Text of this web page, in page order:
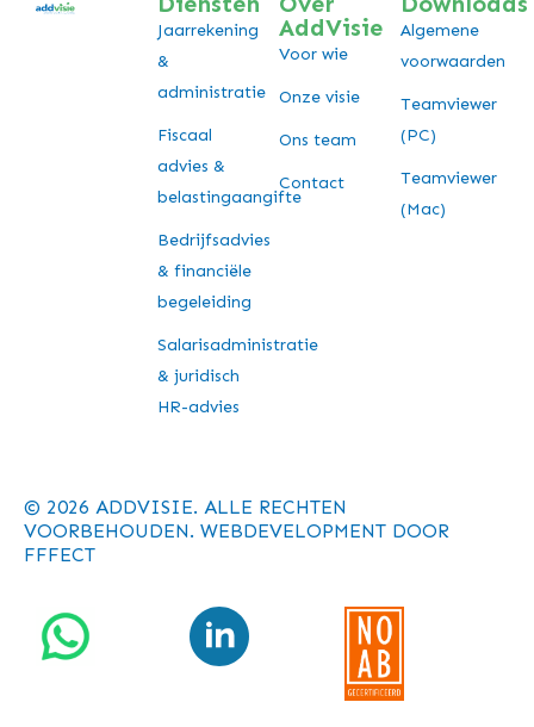
Jaarrekening
&
administratie
Fiscaal
advies &
belastingaangifte
Bedrijfsadvies
& financiële
begeleiding
Salarisadministratie
& juridisch
HR-advies
AddVisie
Voor wie
Onze visie
Ons team
Contact
Algemene
voorwaarden
Teamviewer
(PC)
Teamviewer
(Mac)
© 2026 ADDVISIE. ALLE RECHTEN
VOORBEHOUDEN. WEBDEVELOPMENT DOOR
FFFECT